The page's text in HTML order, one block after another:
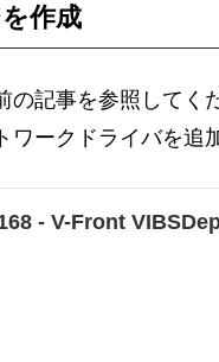
作成
記事を参照してく
ークドライバを追
- V-Front